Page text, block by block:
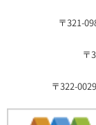
〒321-
〒
〒322-